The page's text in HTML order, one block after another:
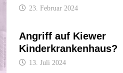
23. Februar 2024
Angriff auf Kiewer
Kinderkrankenhaus?
13. Juli 2024